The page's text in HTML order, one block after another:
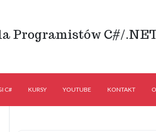
Programistów C#/
C# KURSY YOUTUBE KONTAKT